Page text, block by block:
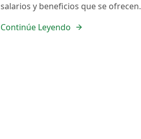
salarios y beneficios que se ofrecen.
Continúe Leyendo